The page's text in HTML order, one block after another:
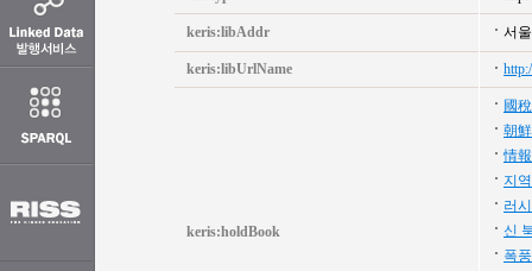
keris:libAddr 서
keris:libUrlName
keris:holdBook
國
朝
情
지
러
신
폭